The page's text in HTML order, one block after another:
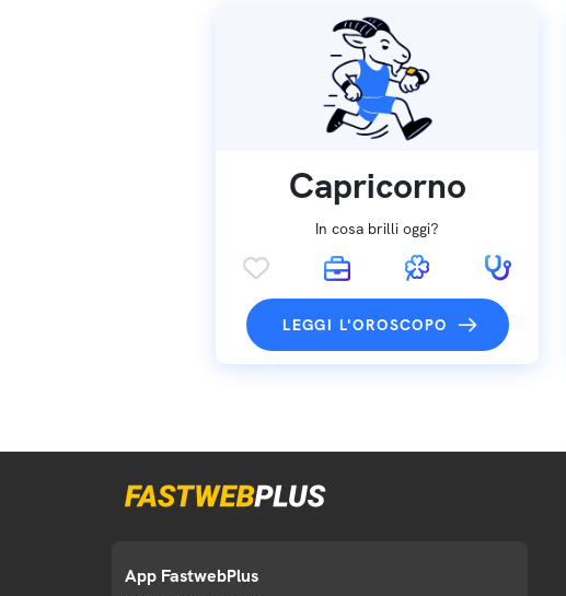
Capricorno
In cosa brilli oggi?
LEGGI L'OROSCOPO
App FastwebPlus